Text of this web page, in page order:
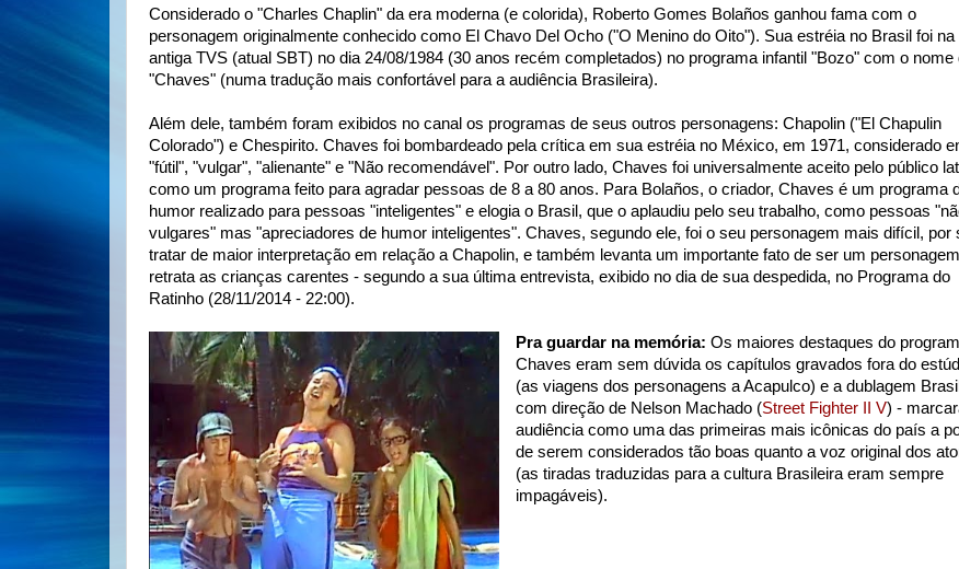
Considerado o "Charles Chaplin" da era moderna (e colorida), Roberto Gomes Bolaños ganhou fama com o
personagem originalmente conhecido como El Chavo Del Ocho ("O Menino do Oito"). Sua estréia no Brasil foi na
antiga TVS (atual SBT) no dia 24/08/1984 (30 anos recém completados) no programa infantil "Bozo" com o nome
"Chaves" (numa tradução mais confortável para a audiência Brasileira).
Além dele, também foram exibidos no canal os programas de seus outros personagens: Chapolin ("El Chapulin
Colorado") e Chespirito. Chaves foi bombardeado pela crítica em sua estréia no México, em 1971, considerado
"fútil", "vulgar", "alienante" e "Não recomendável". Por outro lado, Chaves foi universalmente aceito pelo público
como um programa feito para agradar pessoas de 8 a 80 anos. Para Bolaños, o criador, Chaves é um programa
humor realizado para pessoas "inteligentes" e elogia o Brasil, que o aplaudiu pelo seu trabalho, como pessoas
vulgares" mas "apreciadores de humor inteligentes". Chaves, segundo ele, foi o seu personagem mais difícil, por
tratar de maior interpretação em relação a Chapolin, e também levanta um importante fato de ser um
retrata as crianças carentes - segundo a sua última entrevista, exibido no dia de sua despedida, no Programa do
Ratinho (28/11/2014 - 22:00).
Pra guardar na memória: Os maiores destaques do
Chaves eram sem dúvida os capítulos gravados fora do
(as viagens dos personagens a Acapulco) e a dublagem
com direção de Nelson Machado (Street Fighter II V) -
audiência como uma das primeiras mais icônicas do país a
de serem considerados tão boas quanto a voz original dos
(as tiradas traduzidas para a cultura Brasileira eram sempre
impagáveis).